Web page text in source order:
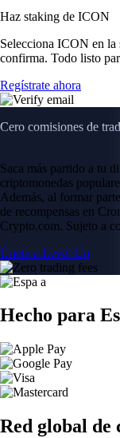
Haz staking de ICON
Selecciona ICON en la
confirma. Todo listo
Regístrate ahora
Cero comisiones de
Saca más partido a tu
criptomonedas
Además, al formar
de recompensas en
Crypto.com. Sujeto a
Únete a Level Up
Hecho para
Red global de